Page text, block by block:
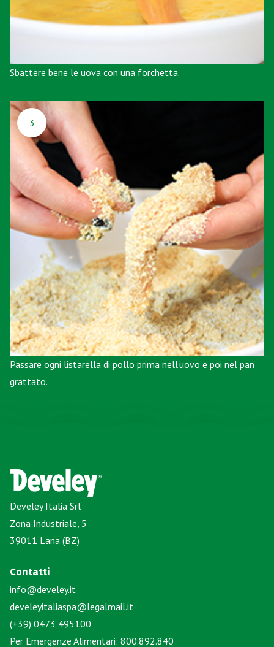
Sbattere bene le uova con una forchetta.
3
Passare ogni listarella di pollo prima nell'uovo e poi nel pan
grattato.
Develey Italia Srl
Zona Industriale, 5
39011 Lana (BZ)
Contatti
info@develey.it
develeyitaliaspa@legalmail.it
(+39) 0473 495100
Per Emergenze Alimentari: 800.892.840